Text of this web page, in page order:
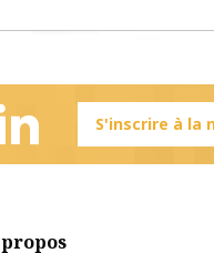
S'inscrire à la